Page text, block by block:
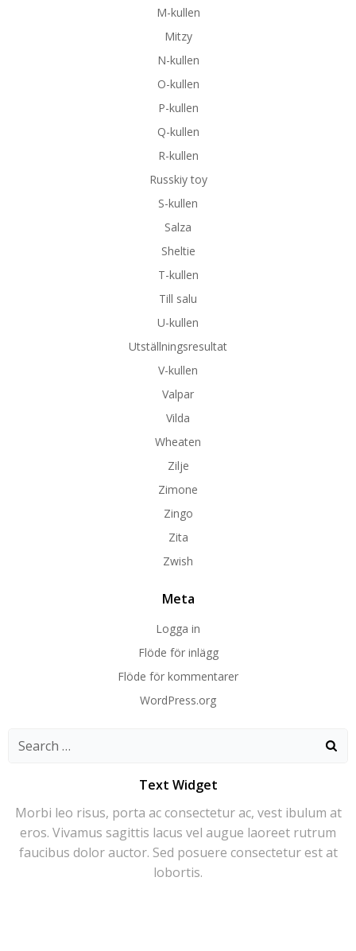
M-kullen
Mitzy
N-kullen
O-kullen
P-kullen
Q-kullen
R-kullen
Russkiy toy
S-kullen
Salza
Sheltie
T-kullen
Till salu
U-kullen
Utställningsresultat
V-kullen
Valpar
Vilda
Wheaten
Zilje
Zimone
Zingo
Zita
Zwish
Meta
Logga in
Flöde för inlägg
Flöde för kommentarer
WordPress.org
Search
Text Widget
Morbi leo risus, porta ac consectetur ac, vest ibulum at
eros. Vivamus sagittis lacus vel augue laoreet rutrum
faucibus dolor auctor. Sed posuere consectetur est at
lobortis.